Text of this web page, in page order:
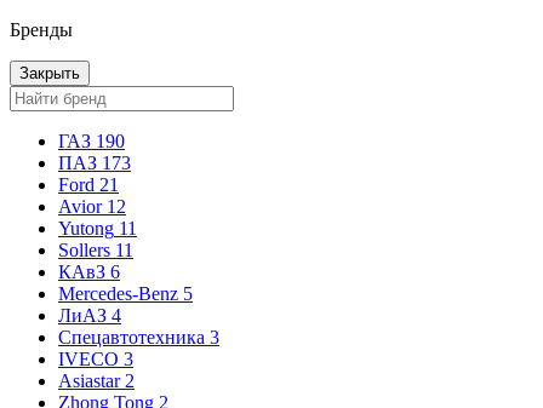
Бренды
Закрыть
ГАЗ 190
ПАЗ 173
Ford 21
Avior 12
Yutong 11
Sollers 11
КАвЗ 6
Mercedes-Benz 5
ЛиАЗ 4
Спецавтотехника 3
IVECO 3
Asiastar 2
Zhong Tong 2